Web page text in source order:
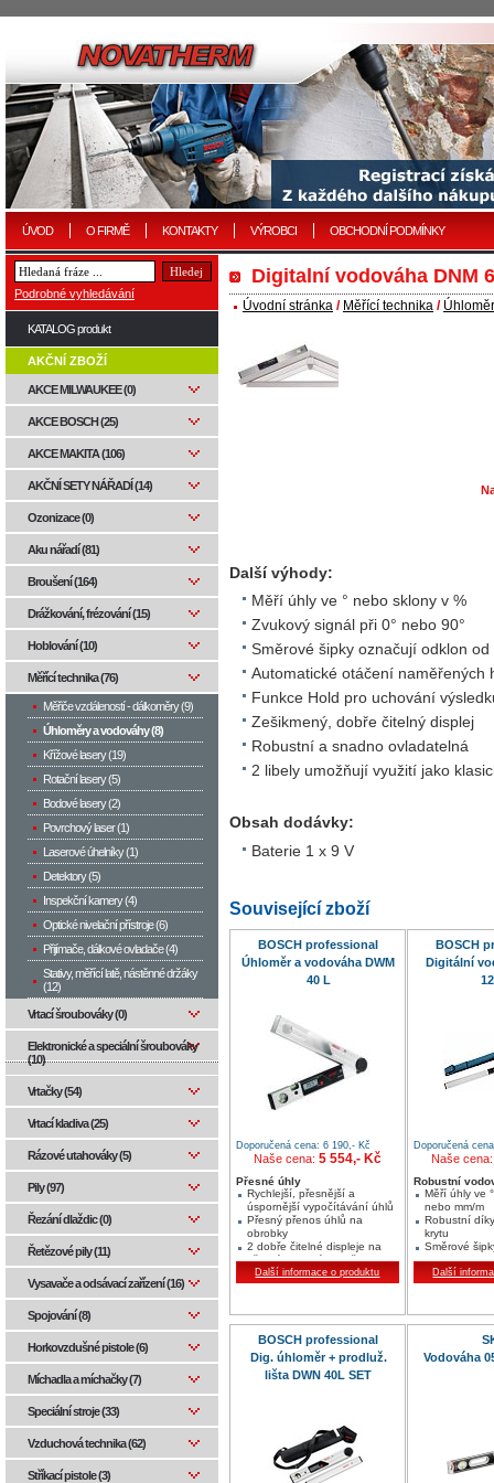
ÚVOD O FIRMĚ KONTAKTY VÝROBCI OBCHODNÍ PODMÍNKY
Digitalní vodováha DNM
Úvodní stránka / Měřící technika /
Další výhody:
Měří úhly ve ° nebo sklony v %
Zvukový signál při 0° nebo 90°
Směrové šipky označují odklon
Automatické otáčení naměřených
Funkce Hold pro uchování
Zešikmený, dobře čitelný displej
Robustní a snadno ovladatelná
2 libely umožňují využití jako
Obsah dodávky:
Baterie 1 x 9 V
Související zboží
BOSCH professional
Úhloměr a vodováha DWM
40 L
Doporučená cena: 6 190,- Kč
Naše cena: 5 554,- Kč
Přesné úhly
Rychlejší, přesnější a
úspornější vypočítávání úhlů
Přesný přenos úhlů na
obrobky
2 dobře čitelné displeje na
přední a zadní straně
Další informace o produktu
BOSCH
Digitální
Doporučená
Naše
Robustní
Měří úhly ve
nebo mm/m
Robustní
krytu
Směrové
odklon od
svislé roviny
Další
BOSCH professional
Dig. úhloměr + prodluž.
lišta DWN 40L SET
Vodováha
Podrobné vyhledávání
KATALOG produkt
AKČNÍ ZBOŽÍ
AKCE MILWAUKEE (0)
AKCE BOSCH (25)
AKCE MAKITA (106)
AKČNÍ SETY NÁŘADÍ (14)
Ozonizace (0)
Aku nářadí (81)
Broušení (164)
Drážkování, frézování (15)
Hoblování (10)
Měřící technika (76)
Měřiče vzdáleností - dálkoměry (9)
Úhloměry a vodováhy (8)
Křížové lasery (19)
Rotační lasery (5)
Bodové lasery (2)
Povrchový laser (1)
Laserové úhelníky (1)
Detektory (5)
Inspekční kamery (4)
Optické nivelační přístroje (6)
Přijímače, dálkové ovladače (4)
Stativy, měřící latě, nástěnné držáky
(12)
Vrtací šroubováky (0)
Elektronické a speciální šroubováky
(10)
Vrtačky (54)
Vrtací kladiva (25)
Rázové utahováky (5)
Pily (97)
Řezání dlaždic (0)
Řetězové pily (11)
Vysavače a odsávací zařízení (16)
Spojování (8)
Horkovzdušné pistole (6)
Míchadla a míchačky (7)
Speciální stroje (33)
Vzduchová technika (62)
Stříkací pistole (3)